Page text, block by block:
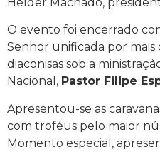
O evento foi encerrado
Senhor unificada por mais
diaconisas sob a
Nacional, Pastor Filipe
Apresentou-se as
com troféus pelo maior
Momento especial,